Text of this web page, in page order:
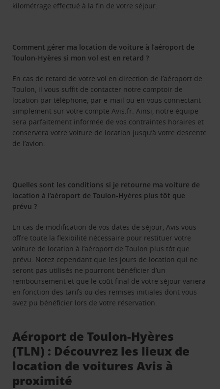
kilométrage effectué à la fin de votre séjour.
Comment gérer ma location de voiture à l’aéroport de
Toulon-Hyères si mon vol est en retard ?
En cas de retard de votre vol en direction de l’aéroport de
Toulon, il vous suffit de contacter notre comptoir de
location par téléphone, par e-mail ou en vous connectant
simplement sur votre compte Avis.fr. Ainsi, notre équipe
sera parfaitement informée de vos contraintes horaires et
conservera votre voiture de location jusqu’à votre descente
de l’avion.
Quelles sont les conditions si je retourne ma voiture de
location à l’aéroport de Toulon-Hyères plus tôt que
prévu ?
En cas de modification de vos dates de séjour, Avis vous
offre toute la flexibilité nécessaire pour restituer votre
voiture de location à l’aéroport de Toulon plus tôt que
prévu. Notez cependant que les jours de location qui ne
seront pas utilisés ne pourront bénéficier d’un
remboursement et que le coût final de votre séjour variera
en fonction des tarifs ou des remises initiales dont vous
avez pu bénéficier lors de votre réservation.
Aéroport de Toulon-Hyères
(TLN) : Découvrez les lieux de
location de voitures Avis à
proximité